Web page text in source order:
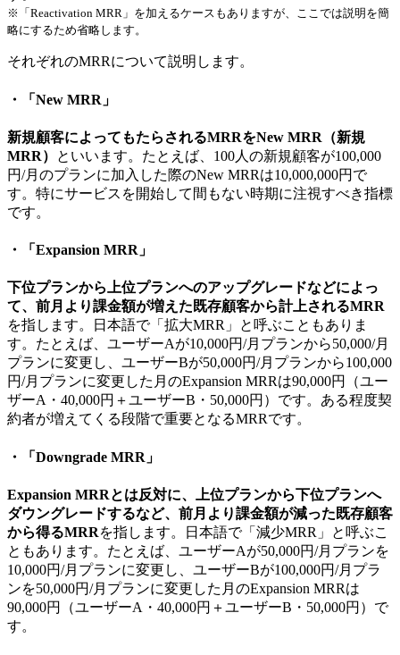
※「Reactivation MRR」を加えるケースもありますが、ここでは説明を簡
略にするため省略します。
それぞれのMRRについて説明します。
・「New MRR」
新規顧客によってもたらされるMRRをNew MRR（新規
MRR）
といいます。たとえば、100人の新規顧客が100,000
円/月のプランに加入した際のNew MRRは10,000,000円で
す。特にサービスを開始して間もない時期に注視すべき指標
です。
・「Expansion MRR」
下位プランから上位プランへのアップグレードなどによっ
て、前月より課金額が増えた既存顧客から計上されるMRR
を指します。日本語で「拡大MRR」と呼ぶこともありま
す。たとえば、ユーザーAが10,000円/月プランから50,000/月
プランに変更し、ユーザーBが50,000円/月プランから100,000
円/月プランに変更した月のExpansion MRRは90,000円（ユー
ザーA・40,000円＋ユーザーB・50,000円）です。ある程度契
約者が増えてくる段階で重要となるMRRです。
・「Downgrade MRR」
Expansion MRRとは反対に、上位プランから下位プランへ
ダウングレードするなど、前月より課金額が減った既存顧客
から得るMRRを指します。日本語で「減少MRR」と呼ぶこ
ともあります。たとえば、ユーザーAが50,000円/月プランを
10,000円/月プランに変更し、ユーザーBが100,000円/月プラ
ンを50,000円/月プランに変更した月のExpansion MRRは
90,000円（ユーザーA・40,000円＋ユーザーB・50,000円）で
す。